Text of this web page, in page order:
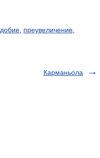
преувеличение
Карманьола